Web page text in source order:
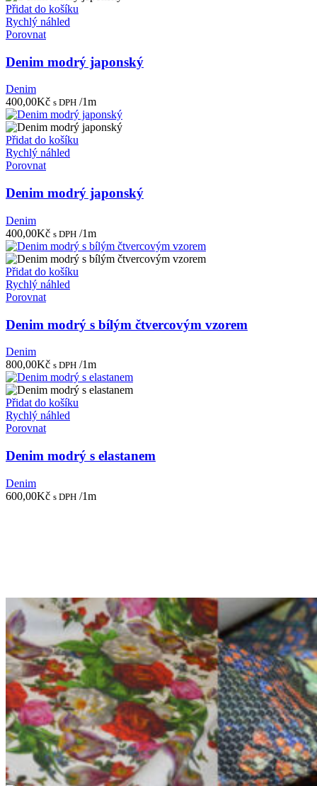
Přidat do košíku
Rychlý náhled
Porovnat
Denim modrý japonský
Denim
400,00Kč s DPH /1m
Přidat do košíku
Rychlý náhled
Porovnat
Denim modrý japonský
Denim
400,00Kč s DPH /1m
Přidat do košíku
Rychlý náhled
Porovnat
Denim modrý s bílým čtvercovým vzorem
Denim
800,00Kč s DPH /1m
Přidat do košíku
Rychlý náhled
Porovnat
Denim modrý s elastanem
Denim
600,00Kč s DPH /1m